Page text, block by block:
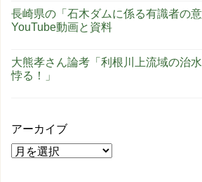
長崎県の「石木ダムに係る有識者の
YouTube動画と資料
大熊孝さん論考「利根川上流域の治
悖る！」
アーカイブ